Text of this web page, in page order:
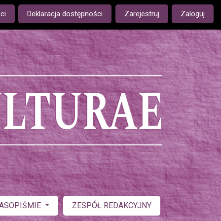
is: Deklaracja dostępności Zarejestruj Zaloguj
ZESPÓŁ REDAKCYJNY